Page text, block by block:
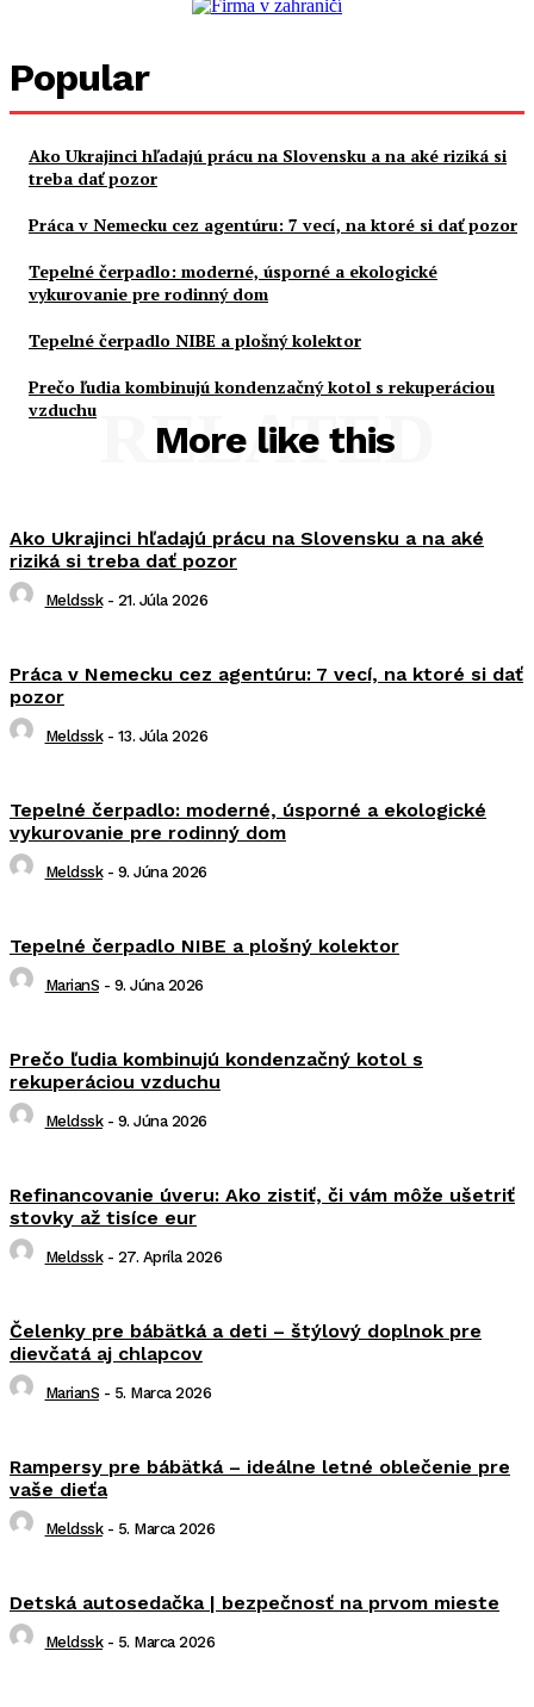
Popular
Ako Ukrajinci hľadajú prácu na Slovensku a na aké riziká si
treba dať pozor
Práca v Nemecku cez agentúru: 7 vecí, na ktoré si dať pozor
Tepelné čerpadlo: moderné, úsporné a ekologické
vykurovanie pre rodinný dom
Tepelné čerpadlo NIBE a plošný kolektor
Prečo ľudia kombinujú kondenzačný kotol s rekuperáciou
vzduchu
More like this
RELATED
Ako Ukrajinci hľadajú prácu na Slovensku a na aké
riziká si treba dať pozor
Meldssk - 21. Júla 2026
Práca v Nemecku cez agentúru: 7 vecí, na ktoré si dať
pozor
Meldssk - 13. Júla 2026
Tepelné čerpadlo: moderné, úsporné a ekologické
vykurovanie pre rodinný dom
Meldssk - 9. Júna 2026
Tepelné čerpadlo NIBE a plošný kolektor
MarianS - 9. Júna 2026
Prečo ľudia kombinujú kondenzačný kotol s
rekuperáciou vzduchu
Meldssk - 9. Júna 2026
Refinancovanie úveru: Ako zistiť, či vám môže ušetriť
stovky až tisíce eur
Meldssk - 27. Apríla 2026
Čelenky pre bábätká a deti – štýlový doplnok pre
dievčatá aj chlapcov
MarianS - 5. Marca 2026
Rampersy pre bábätká – ideálne letné oblečenie pre
vaše dieťa
Meldssk - 5. Marca 2026
Detská autosedačka | bezpečnosť na prvom mieste
Meldssk - 5. Marca 2026